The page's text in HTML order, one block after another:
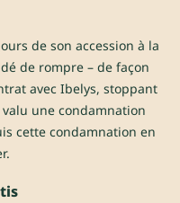
de son accession à la
de rompre – de façon
avec Ibelys, stoppant
une condamnation
cette condamnation en